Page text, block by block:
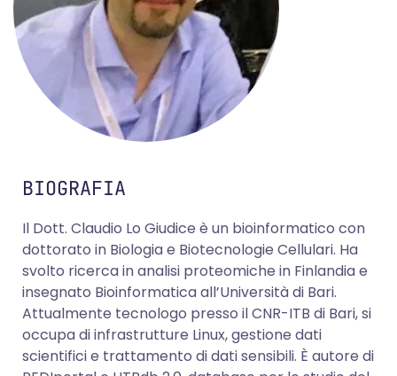
BIOGRAFIA
Il Dott. Claudio Lo Giudice è un bioinformatico con
dottorato in Biologia e Biotecnologie Cellulari. Ha
svolto ricerca in analisi proteomiche in Finlandia e
insegnato Bioinformatica all’Università di Bari.
Attualmente tecnologo presso il CNR-ITB di Bari, si
occupa di infrastrutture Linux, gestione dati
scientifici e trattamento di dati sensibili. È autore di